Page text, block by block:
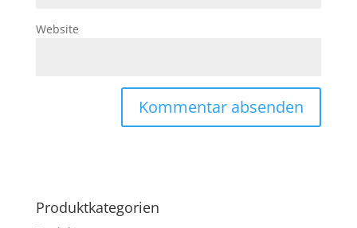
Website
Produktkategorien